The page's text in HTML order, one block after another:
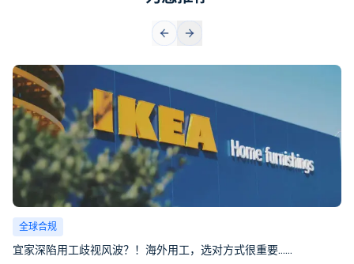
全球合规
宜家深陷用工歧视风波？！海外用工，选对方式很重要……